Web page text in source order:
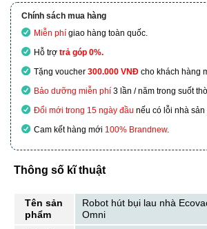
Chính sách mua hàng
Miễn phí giao hàng toàn quốc.
Hỗ trợ trả góp 0%.
Tặng voucher 300.000 VNĐ cho khách hàng
Bảo dưỡng miễn phí 3 lần / năm trong suốt
Đổi mới trong 15 ngày đầu nếu có lỗi nhà sản
Cam kết hàng mới 100% Brandnew.
Thông số kĩ thuật
Tên sản
phẩm
Robot hút bụi lau nhà
Omni